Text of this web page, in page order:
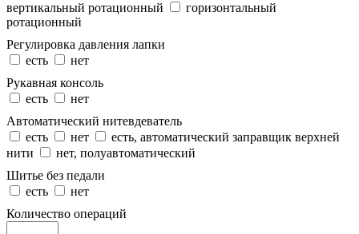
вертикальный ротационный
горизонтальный
ротационный
Регулировка давления лапки
есть
нет
Рукавная консоль
есть
нет
Автоматический нитевдеватель
есть
нет
есть, автоматический заправщик верхней
нити
нет, полуавтоматический
Шитье без педали
есть
нет
Количество операций